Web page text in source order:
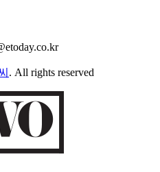
. All rights reserved